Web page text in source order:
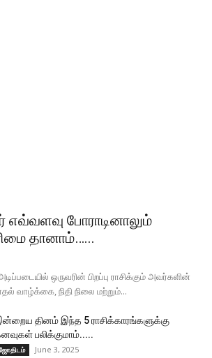
எவ்வளவு போராடினாலும்
தானாம்…...
ஒருவரின் பிறப்பு ராசிக்கும் அவர்களின்
வாழ்க்கை, நிதி நிலை மற்றும்...
தினம் இந்த 5 ராசிக்காரங்களுக்கு
பலிக்குமாம்.....
June 3, 2025